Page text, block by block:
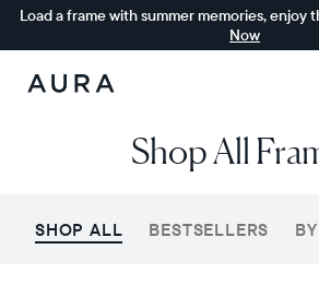
Load a frame with summer memories, enjoy
Now
Aura
Shop All
SHOP ALL BESTSELLERS